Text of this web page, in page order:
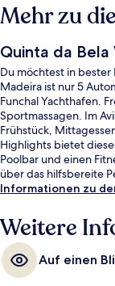
Mehr zu
Quinta da
Du möchtest in bester
Madeira ist nur 5
Funchal Yachthafen.
Sportmassagen. Im
Frühstück,
Highlights bietet
Poolbar und einen
über das hilfsbereite
Informationen zu
Weitere
Auf einen